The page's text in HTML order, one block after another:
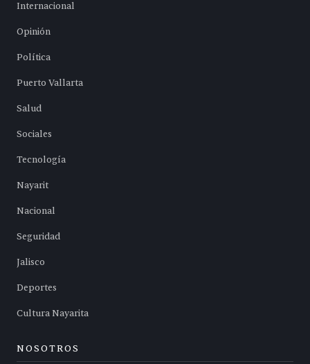
Internacional
Opinión
Política
Puerto Vallarta
Salud
Sociales
Tecnología
Nayarit
Nacional
Seguridad
Jalisco
Deportes
Cultura Nayarita
NOSOTROS